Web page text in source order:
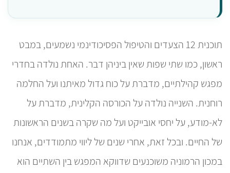
תוכנית 12 הצעדים והטיפול הפסיכודינמי נשמעים, במבט
ראשון, כמו שתי שפות שאין ביניהן דבר. האחת נולדה בחדרי
מפגש קהילתיים, מדברת על כוח גדול מאיתנו ועל החלמה
רוחנית. השנייה נולדה על הכורסה הקלינית, מדברת על
לא-מודע, על יחסי אובייקט ועל מה שקרה בשנים הראשונות
של החיים. ובכל זאת, אחרי שנים של ליווי מתמודדים, אנחנו
במכון הרמוניה משוכנעים שדווקא המפגש בין השתיים הוא